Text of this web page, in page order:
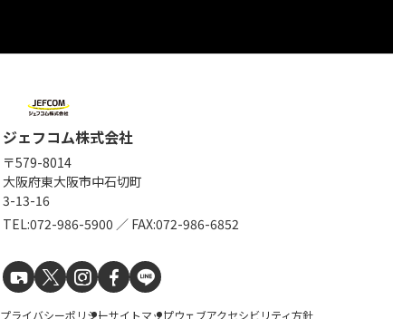
ジェフコム株式会社
〒579-8014
大阪府東大阪市中石切町
3-13-16
TEL:072-986-5900 ／ FAX:072-986-6852
プライバシーポリシーサイトマップウェブアクセシビリティ方針